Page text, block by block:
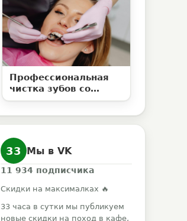
Профессиональная
чистка зубов со
скидкой 50% в
33 Мы в VK
11 934 подписчика
Скидки на максималках 🔥
33 часа в сутки мы публикуем
новые скидки на поход в кафе,